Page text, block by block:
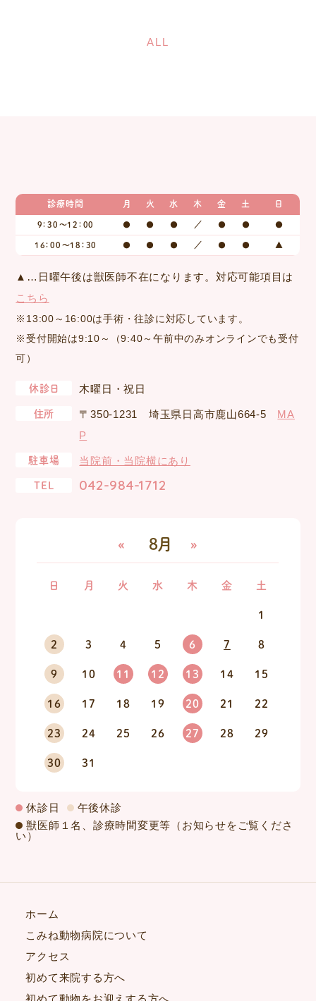
ALL
診療時間 月 火 水 木 金 土 日
9：30～12：00 ● ● ● ／ ● ●
●
16：00～18：30
● ● ● ／ ● ● ▲
▲…日曜午後は獣医師不在になります。対応可能項目は
こちら
※13:00～16:00は手術・往診に対応しています。
※受付開始は9:10～（9:40～午前中のみオンラインでも受付
可）
休診日 木曜日・祝日
住所 〒350-1231 埼玉県日高市鹿山664-5 MA
P
駐車場 当院前・当院横にあり
TEL 042-984-1712
« 8月 »
日 月 火 水 木 金
土
1
2
3 4 5 6 7
8
9
10 11 12 13 14
15
16
17 18 19 20 21
22
23
24 25 26 27 28
29
30
31
休診日
午後休診
獣医師１名、診療時間変更等（お知らせをご覧くださ
い）
ホーム
こみね動物病院について
アクセス
初めて来院する方へ
初めて動物をお迎えする方へ